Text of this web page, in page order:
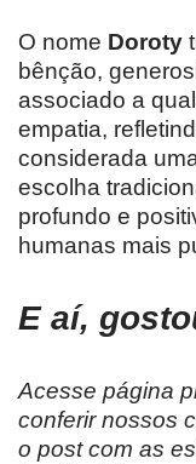
O nome Doroty
bênção,
associado a
empatia,
considerada
escolha
profundo e
humanas mais
E aí,
Acesse página
conferir nossos
o post com as